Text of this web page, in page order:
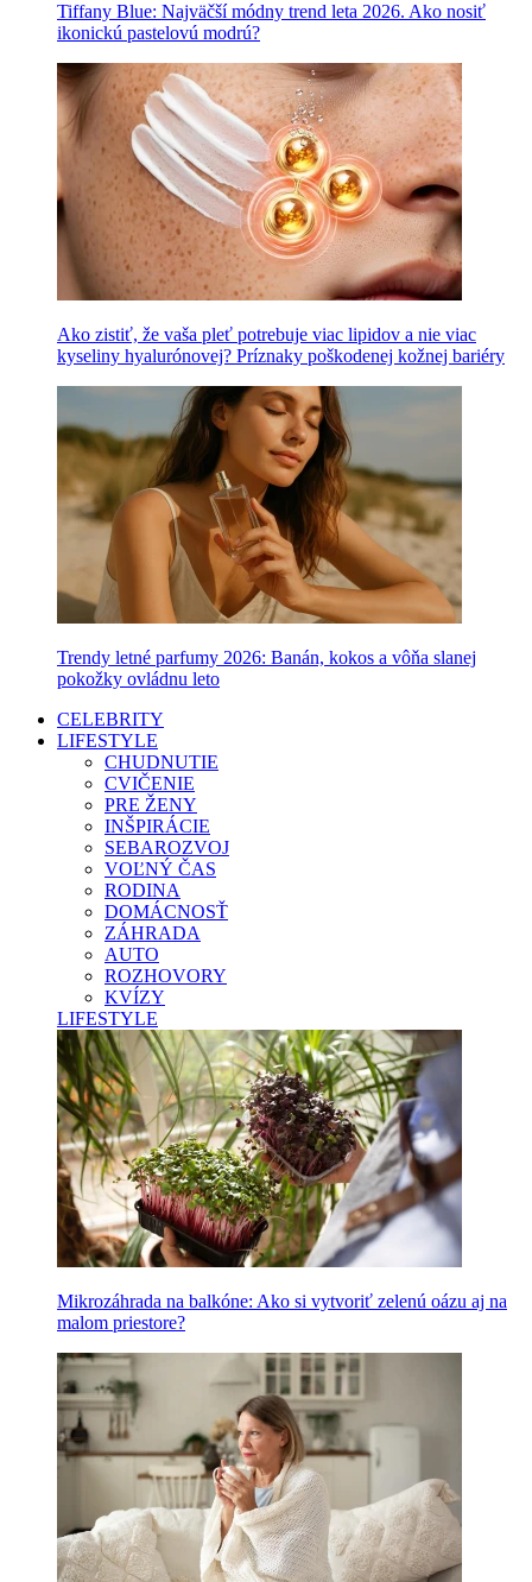
Tiffany Blue: Najväčší módny trend leta 2026. Ako nosiť
ikonickú pastelovú modrú?
Ako zistiť, že vaša pleť potrebuje viac lipidov a nie viac
kyseliny hyalurónovej? Príznaky poškodenej kožnej bariéry
Trendy letné parfumy 2026: Banán, kokos a vôňa slanej
pokožky ovládnu leto
CELEBRITY
LIFESTYLE
CHUDNUTIE
CVIČENIE
PRE ŽENY
INŠPIRÁCIE
SEBAROZVOJ
VOĽNÝ ČAS
RODINA
DOMÁCNOSŤ
ZÁHRADA
AUTO
ROZHOVORY
KVÍZY
LIFESTYLE
Mikrozáhrada na balkóne: Ako si vytvoriť zelenú oázu aj na
malom priestore?